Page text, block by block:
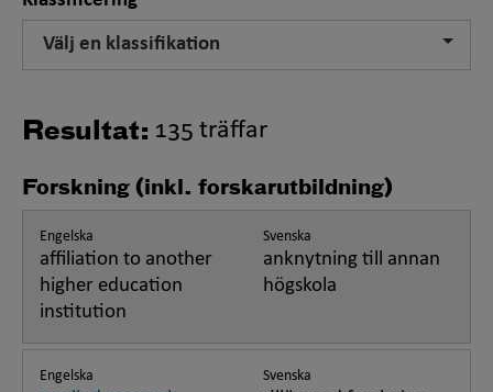
Välj en klassifikation
Resultat: 135 träffar
Forskning (inkl. forskarutbildning)
Engelska
affiliation to another
higher education
institution
Svenska
anknytning till annan
högskola
Engelska Svenska